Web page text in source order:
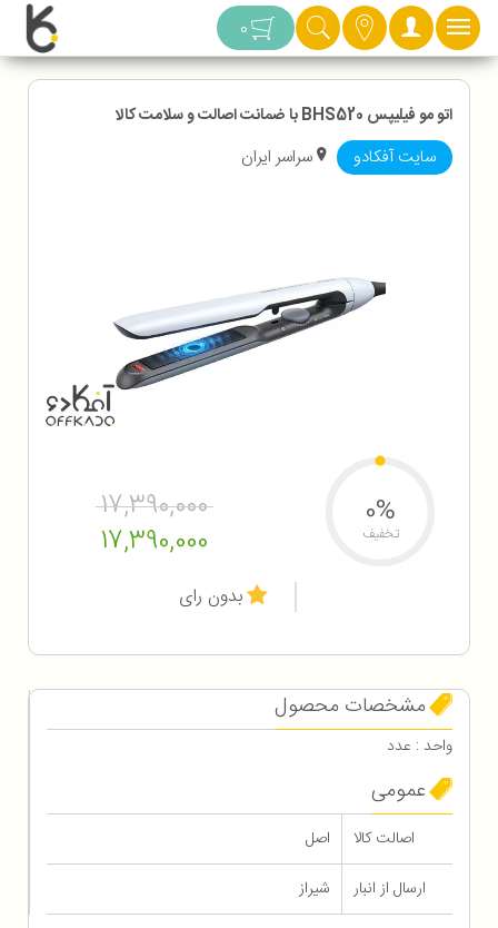
دسته بندی 0
اتو مو فیلیپس BHS520 با ضمانت اصالت و سلامت کالا
سایت آفکادو سراسر ایران
17,390,000
17,390,000
0%
تخفیف
بدون رای
مشخصات محصول
واحد : عدد
عمومی
اصالت کالا
اصل
ارسال از انبار
شیراز